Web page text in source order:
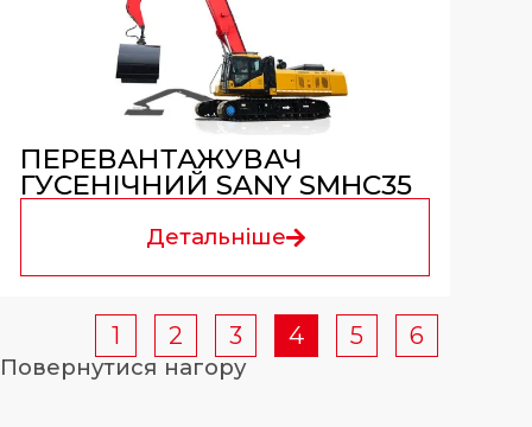
ПЕРЕВАНТАЖУВАЧ
ГУСЕНІЧНИЙ SANY SMHC35
Детальніше
1 2 3 4 5 6
Повернутися нагору